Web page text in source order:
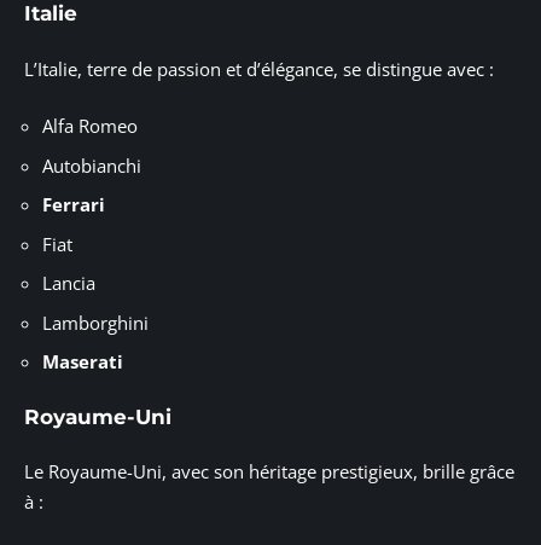
Italie
L’Italie, terre de passion et d’élégance, se distingue avec :
Alfa Romeo
Autobianchi
Ferrari
Fiat
Lancia
Lamborghini
Maserati
Royaume-Uni
Le Royaume-Uni, avec son héritage prestigieux, brille grâce
à :